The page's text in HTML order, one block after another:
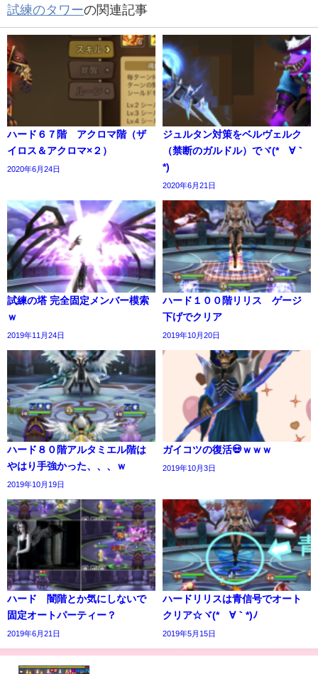
試練のタワーの関連記事
ハード６７階 アクロマ階（ザ
イロス＆アクロマ×２）
2020年6月24日
ジュルタン対策をベルヴェルク
（禁断のガルドル）でヾ(*´∀｀
*)
2020年6月21日
試練の塔 完全固定メンバー模索
ｗ
2019年11月24日
ハード１００階リリス ゲージ
下げでクリア
2019年10月20日
ハード８０階アルタミエル階は
やはり手強かった、、、ｗ
2019年10月19日
ガイコツの復活💀ｗｗｗ
2019年10月3日
ハード 闇階とか気にしないで
固定オートパーティー？
2019年6月21日
ハードリリスは青信号でオート
クリア☆ヾ(*´∀｀*)ﾉ
2019年5月15日